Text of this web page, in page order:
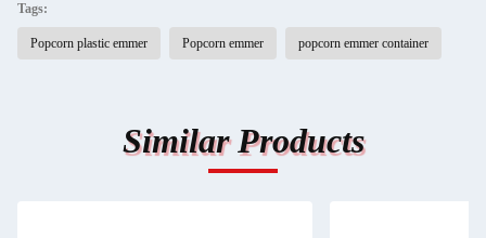
Tags:
Popcorn plastic emmer Popcorn emmer popcorn emmer container
Similar Products